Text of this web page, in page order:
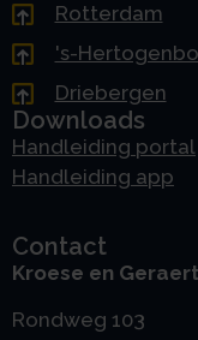
Rotterdam
's-
Driebergen
Downloads
Handleiding portal
Handleiding app
Contact
Kroese en
Rondweg 103